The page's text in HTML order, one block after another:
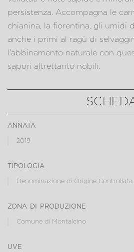
persistenza. Accompagna le
chianina, la fiorentina, gli umidi
anche i primi al ragù di
l'abbinamento naturale con
sapori altrettanto nobili.
annata
2019
tipologia
Denominazione di Origine
zona di produzione
Comune di Montalcino
uve